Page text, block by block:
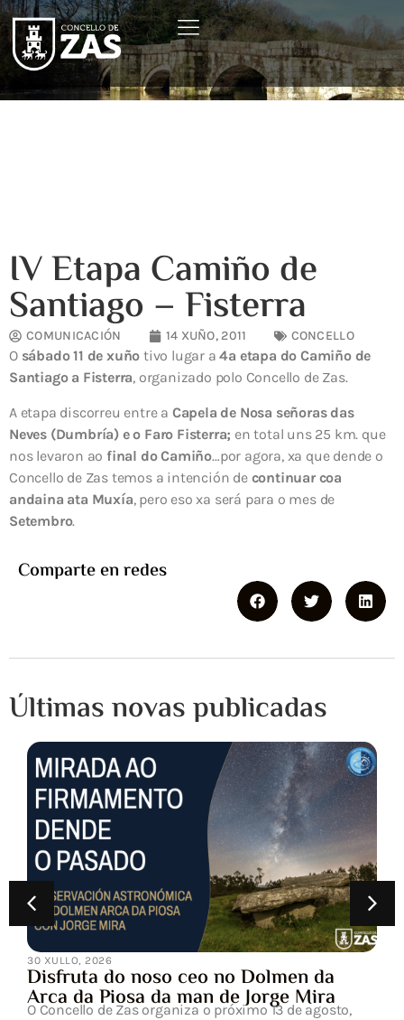
IV Etapa Camiño de
Santiago – Fisterra
COMUNICACIÓN 14 XUÑO, 2011 CONCELLO
O sábado 11 de xuño tivo lugar a4ª etapa do Camiño de
Santiago a Fisterra, organizado polo Concello de Zas.
A etapa discorreu entre a Capela de Nosa señoras das
Neves (Dumbría) e o Faro Fisterra; en total uns 25 km. que
nos levaron ao final do Camiño…por agora, xa que dende o
Concello de Zas temos a intención de continuar coa
andaina ata Muxía, pero eso xa será para o mes de
Setembro.
Comparte en redes
Últimas novas publicadas
30 XULLO, 2026
Disfruta do noso ceo no Dolmen da
Arca da Piosa da man de Jorge Mira
O Concello de Zas organiza o próximo 13 de agosto,